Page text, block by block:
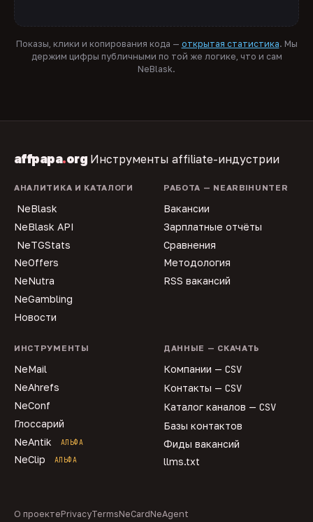
Показы, клики и копирования кода — открытая статистика. Мы
держим цифры публичными по той же логике, что и сам
NeBlask.
affpapa.org Инструменты affiliate-индустрии
АНАЛИТИКА И КАТАЛОГИ
NeBlask
NeBlask API
NeTGStats
NeOffers
NeNutra
NeGambling
Новости
РАБОТА — NEARBIHUNTER
Вакансии
Зарплатные отчёты
Сравнения
Методология
RSS вакансий
ИНСТРУМЕНТЫ
NeMail
NeAhrefs
NeConf
Глоссарий
NeAntik
АЛЬФА
NeClip АЛЬФА
ДАННЫЕ — СКАЧАТЬ
Компании — CSV
Контакты — CSV
Каталог каналов — CSV
Базы контактов
Фиды вакансий
llms.txt
О проектеPrivacyTermsNeCardNeAgent